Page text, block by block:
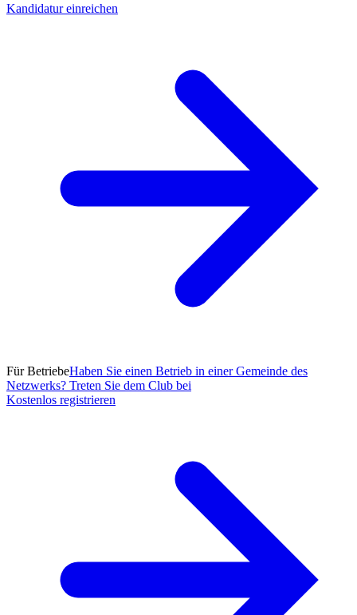
Kandidatur einreichen
Für BetriebeHaben Sie einen Betrieb in einer Gemeinde des
Netzwerks? Treten Sie dem Club bei
Kostenlos registrieren